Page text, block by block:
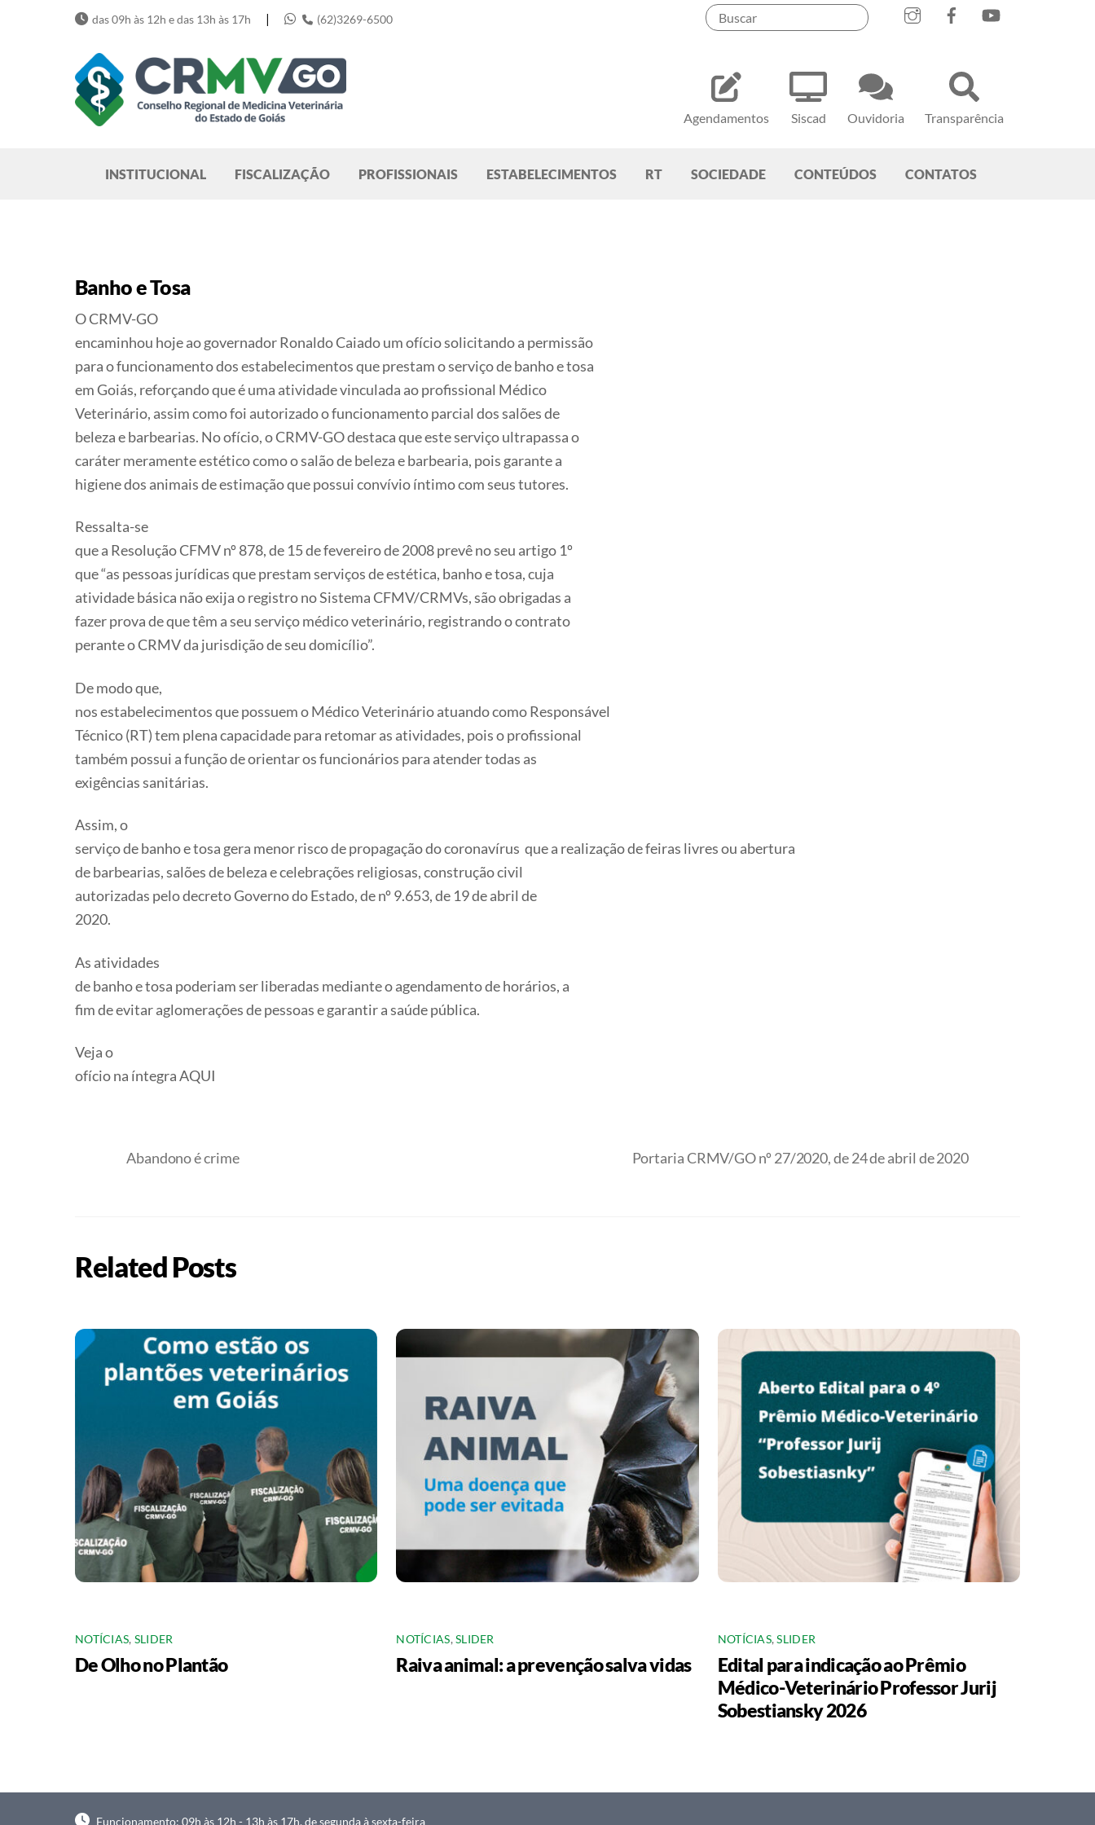
Agendamentos Siscad Ouvidoria Transparência
das 09h às 12h e das 13h às 17h | (62)3269-6500
INSTITUCIONAL FISCALIZAÇÃO PROFISSIONAIS ESTABELECIMENTOS RT SOCIEDADE CONTEÚDOS CONTATOS
Banho e Tosa
O CRMV-GO
encaminhou hoje ao governador Ronaldo Caiado um ofício solicitando a permissão
para o funcionamento dos estabelecimentos que prestam o serviço de banho e tosa
em Goiás, reforçando que é uma atividade vinculada ao profissional Médico
Veterinário, assim como foi autorizado o funcionamento parcial dos salões de
beleza e barbearias. No ofício, o CRMV-GO destaca que este serviço ultrapassa o
caráter meramente estético como o salão de beleza e barbearia, pois garante a
higiene dos animais de estimação que possui convívio íntimo com seus tutores.
Ressalta-se
que a Resolução CFMV nº 878, de 15 de fevereiro de 2008 prevê no seu artigo 1º
que “as pessoas jurídicas que prestam serviços de estética, banho e tosa, cuja
atividade básica não exija o registro no Sistema CFMV/CRMVs, são obrigadas a
fazer prova de que têm a seu serviço médico veterinário, registrando o contrato
perante o CRMV da jurisdição de seu domicílio”.
De modo que,
nos estabelecimentos que possuem o Médico Veterinário atuando como Responsável
Técnico (RT) tem plena capacidade para retomar as atividades, pois o profissional
também possui a função de orientar os funcionários para atender todas as
exigências sanitárias.
Assim, o
serviço de banho e tosa gera menor risco de propagação do coronavírus que a realização de feiras livres ou abertura
de barbearias, salões de beleza e celebrações religiosas, construção civil
autorizadas pelo decreto Governo do Estado, de nº 9.653, de 19 de abril de
2020.
As atividades
de banho e tosa poderiam ser liberadas mediante o agendamento de horários, a
fim de evitar aglomerações de pessoas e garantir a saúde pública.
Veja o
ofício na íntegra AQUI
Abandono é crime Portaria CRMV/GO nº 27/2020, de 24 de abril de 2020
Related Posts
NOTÍCIAS, SLIDER
De Olho no Plantão
NOTÍCIAS,SLIDER
Raiva animal: a prevenção salva vidas
NOTÍCIAS,SLIDER
Edital para indicação ao Prêmio
Médico-Veterinário Professor Jurij
Sobestiansky 2026
Funcionamento: 09h às 12h - 13h às 17h, de segunda à sexta-feira